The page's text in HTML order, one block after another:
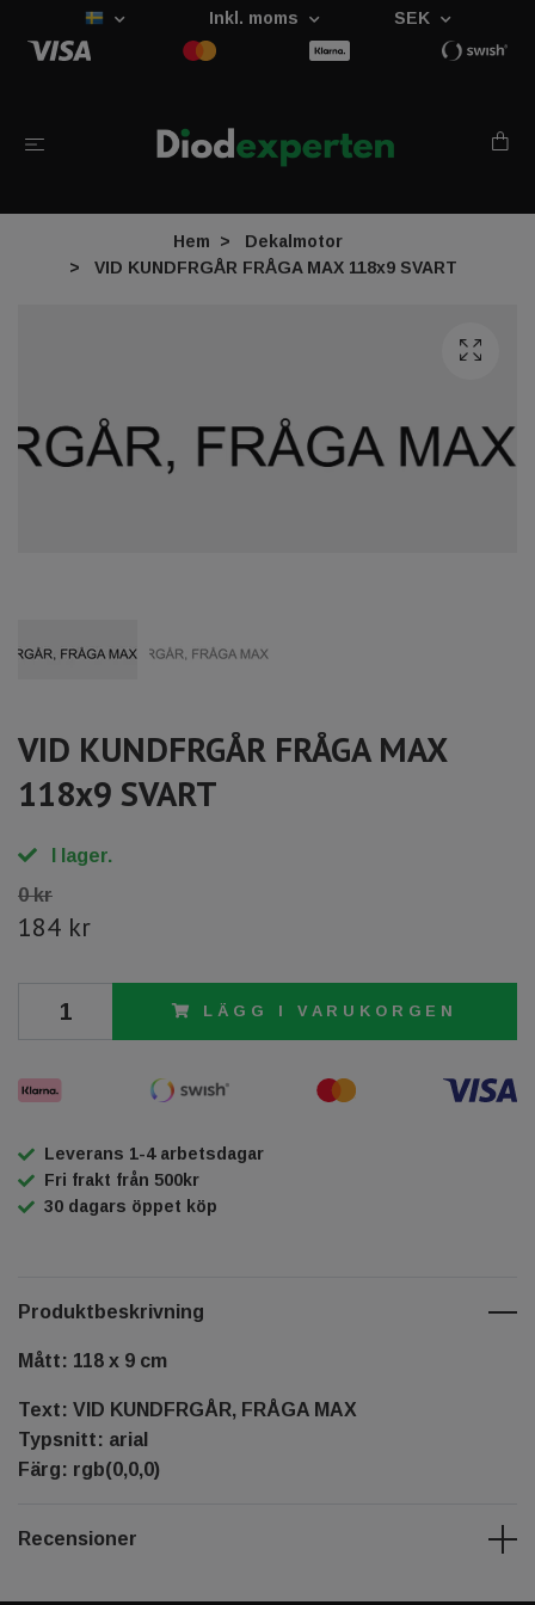
Inkl. moms SEK
Hem
Dekalmotor
VID KUNDFRGÅR FRÅGA MAX 118x9 SVART
VID KUNDFRGÅR FRÅGA MAX
118x9 SVART
I lager.
0 kr
184 kr
LÄGG I VARUKORGEN
Leverans 1-4 arbetsdagar
Fri frakt från 500kr
30 dagars öppet köp
Produktbeskrivning
Mått: 118 x 9 cm
Text: VID KUNDFRGÅR, FRÅGA MAX
Typsnitt: arial
Färg: rgb(0,0,0)
Recensioner